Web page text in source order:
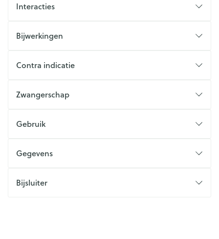
Interacties
Bijwerkingen
Contra indicatie
Zwangerschap
Gebruik
Gegevens
Bijsluiter